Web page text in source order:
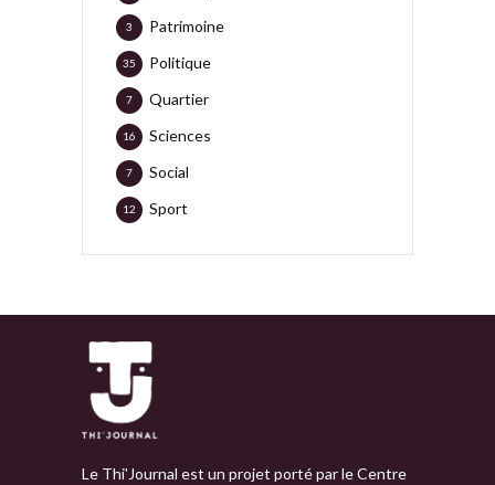
Patrimoine
3
Politique
35
Quartier
7
Sciences
16
Social
7
Sport
12
Le Thi'Journal est un projet porté par le Centre